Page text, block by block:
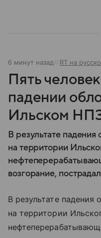
6 минут назад RT на
Пять
падении
Ильском
В результате
на территории
возгорание,
В результате падения
на территории